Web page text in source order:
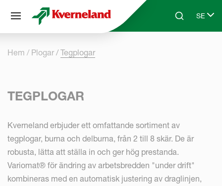
Skip to main contentSearchSE
Select
Hem Plogar Tegplogar
TEGPLOGAR
Kverneland erbjuder ett omfattande sortiment av
tegplogar, burna och delburna, från 2 till 8 skär. De är
robusta, lätta att ställa in och ger hög prestanda.
Variomat® för ändring av arbetsbredden "under drift"
kombineras med en automatisk justering av draglinjen,
Cookie- hanteringspanel